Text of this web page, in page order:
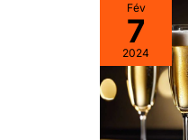
Fév
7
2024